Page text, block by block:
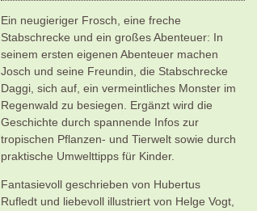
Ein neugieriger Frosch, eine freche
Stabschrecke und ein großes Abenteuer: In
seinem ersten eigenen Abenteuer machen
Josch und seine Freundin, die Stabschrecke
Daggi, sich auf, ein vermeintliches Monster im
Regenwald zu besiegen. Ergänzt wird die
Geschichte durch spannende Infos zur
tropischen Pflanzen- und Tierwelt sowie durch
praktische Umwelttipps für Kinder.
Fantasievoll geschrieben von Hubertus
Rufledt und liebevoll illustriert von Helge Vogt,